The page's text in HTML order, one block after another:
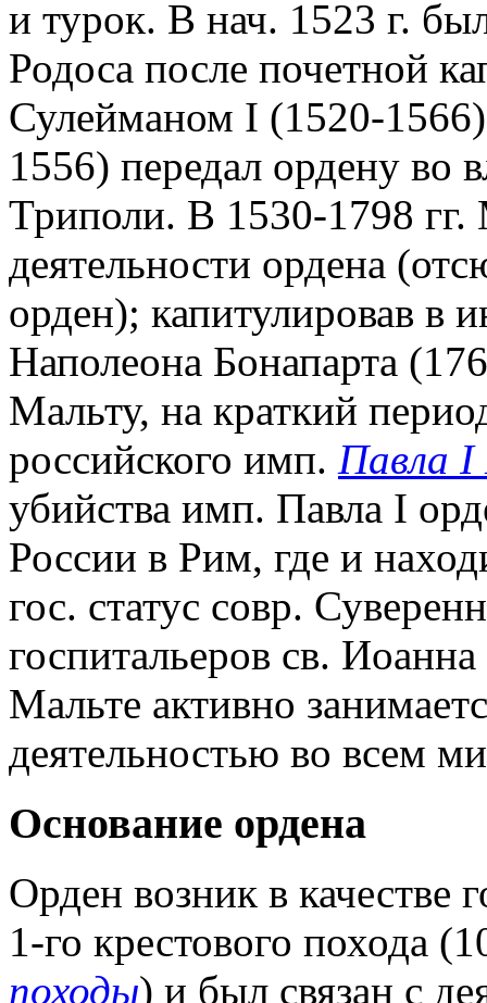
и турок. В нач. 1523 г.
Родоса после почетной
Сулейманом I (1520-
1556) передал ордену во
Триполи. В 1530-1798 гг.
деятельности ордена
орден); капитулировав в
Наполеона Бонапарта
Мальту, на краткий
российского имп. Павла I
убийства имп. Павла I
России в Рим, где и
гос. статус совр.
госпитальеров св.
Мальте активно
деятельностью во всем
Основание ордена
Орден возник в качестве
1-го крестового похода
походы) и был связан с